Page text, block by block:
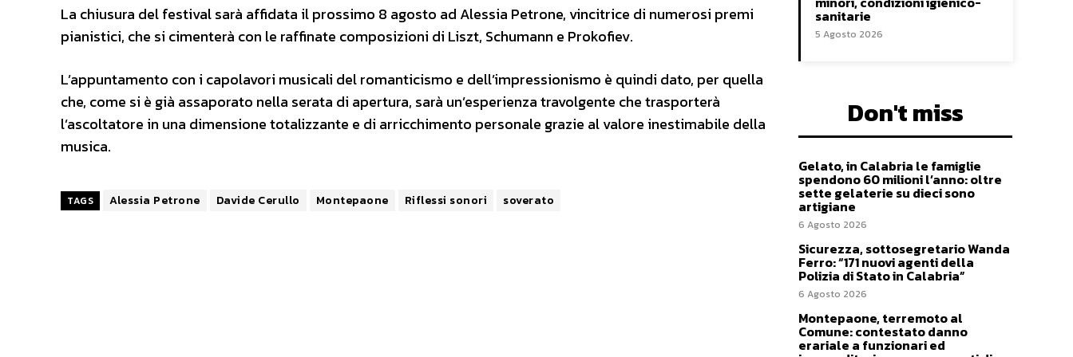
La chiusura del festival sarà affidata il prossimo 8 agosto ad Alessia Petrone, vincitrice di numerosi premi
pianistici, che si cimenterà con le raffinate composizioni di Liszt, Schumann e Prokofiev.
L’appuntamento con i capolavori musicali del romanticismo e dell’impressionismo è quindi dato, per quella
che, come si è già assaporato nella serata di apertura, sarà un’esperienza travolgente che trasporterà
l’ascoltatore in una dimensione totalizzante e di arricchimento personale grazie al valore inestimabile della
musica.
TAGS Alessia Petrone Davide Cerullo Montepaone Riflessi sonori soverato
sanitarie
5 Agosto 2026
Don't miss
Gelato, in Calabria le famiglie
spendono 60 milioni l’anno: oltre
sette gelaterie su dieci sono
artigiane
6 Agosto 2026
Sicurezza, sottosegretario Wanda
Ferro: “171 nuovi agenti della
Polizia di Stato in Calabria”
6 Agosto 2026
Montepaone, terremoto al
Comune: contestato danno
erariale a funzionari ed